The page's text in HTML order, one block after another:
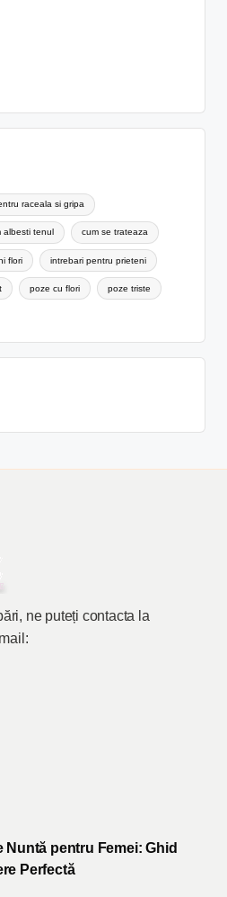
raceala si gripa
albesti tenul cum se trateaza
flori intrebari pentru prieteni
poze cu flori poze triste
ne puteți contacta la
Nuntă pentru Femei: Ghid
Perfectă